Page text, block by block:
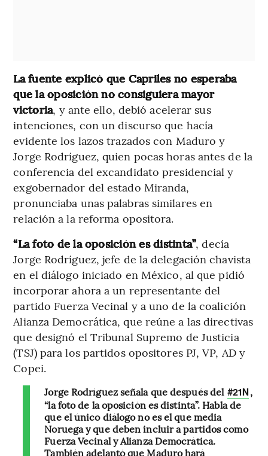
La fuente explicó que Capriles no esperaba
que la oposición no consiguiera mayor
victoria, y ante ello, debió acelerar sus
intenciones, con un discurso que hacía
evidente los lazos trazados con Maduro y
Jorge Rodríguez, quien pocas horas antes de la
conferencia del excandidato presidencial y
exgobernador del estado Miranda,
pronunciaba unas palabras similares en
relación a la reforma opositora.
“La foto de la oposición es distinta”, decía
Jorge Rodríguez, jefe de la delegación chavista
en el diálogo iniciado en México, al que pidió
incorporar ahora a un representante del
partido Fuerza Vecinal y a uno de la coalición
Alianza Democrática, que reúne a las directivas
que designó el Tribunal Supremo de Justicia
(TSJ) para los partidos opositores PJ, VP, AD y
Copei.
Jorge Rodríguez señala que después del #21N ,
“la foto de la oposición es distinta”. Habla de
que el único diálogo no es el que media
Noruega y que deben incluir a partidos como
Fuerza Vecinal y Alianza Democrática.
También adelantó que Maduro hará